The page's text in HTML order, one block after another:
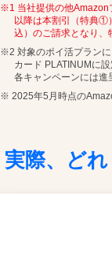
※1 当社提供の他Amazon
以降は本割引（特典①
込）のご請求となり、
※2 対象のポイ活プラン
カード PLATINUMに
各キャンペーンには進
※ 2025年5月時点の
実際、ど